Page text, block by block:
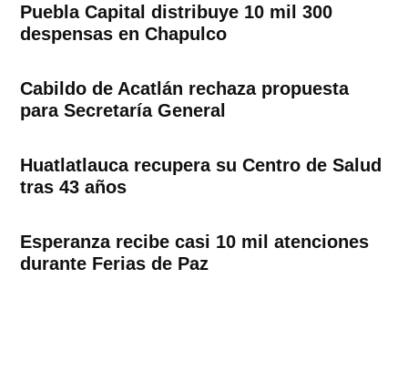
Puebla Capital distribuye 10 mil 300
despensas en Chapulco
Cabildo de Acatlán rechaza propuesta
para Secretaría General
Huatlatlauca recupera su Centro de Salud
tras 43 años
Esperanza recibe casi 10 mil atenciones
durante Ferias de Paz